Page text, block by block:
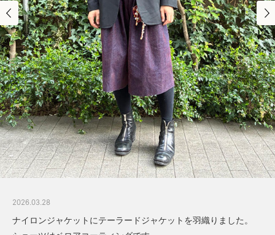
2026.03.28
ナイロンジャケットにテーラードジャケットを羽織りました。